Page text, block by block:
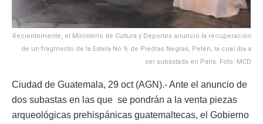
Recientemente, el Ministerio de Cultura y Deportes anunció la recuperación
de un fragmento de la Estela No 9, de Piedras Negras, Petén, la cual iba a
ser subastada en París. Foto: MCD
Ciudad de Guatemala, 29 oct (AGN).- Ante el anuncio de
dos subastas en las que se pondrán a la venta piezas
arqueológicas prehispánicas guatemaltecas, el Gobierno